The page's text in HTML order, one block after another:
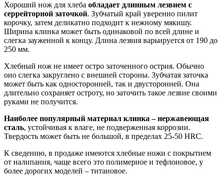
Хороший нож для хлеба обладает длинным лезвием с
серрейторной заточкой. Зубчатый край уверенно пилит
корочку, затем деликатно подходит к нежному мякишу.
Ширина клинка может быть одинаковой по всей длине и
слегка зауженной к концу. Длина лезвия варьируется от 190 до
250 мм.
Хлебный нож не имеет остро заточенного острия. Обычно
оно слегка закруглено с внешней стороны. Зубчатая заточка
может быть как односторонней, так и двусторонней. Она
длительно сохраняет остроту, но заточить такое лезвие своими
руками не получится.
Наиболее популярный материал клинка – нержавеющая
сталь, устойчивая к влаге, не подверженная коррозии.
Твердость может быть не большой, в пределах 25-50 HRC.
К сведению, в продаже имеются хлебные ножи с покрытием
от налипания, чаще всего это полимерное и тефлоновое, у
более дорогих моделей – титановое.